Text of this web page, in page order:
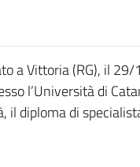
a Vittoria (RG), il
l’Università di
il diploma di